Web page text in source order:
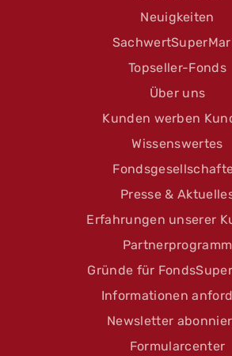
Neuigkeiten
Topseller-Fonds
Über uns
Kunden werben
Wissenswertes
Presse &
Erfahrungen unserer
Partnerprogramm
Gründe für
Informationen
Newsletter
Formularcenter